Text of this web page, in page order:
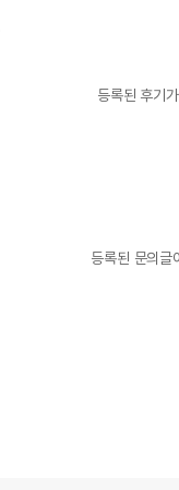
등록된 후기
등록된 문의글